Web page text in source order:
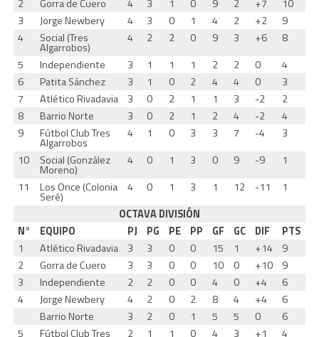
2
Gorra de Cuero 4 3 1 0 9 2 +7
10
3
Jorge Newbery 4 3 0 1 4 2 +2
9
4
Social (Tres
Algarrobos)
4 2 2 0 9 3 +6
8
5
Independiente 3 1 1 1 2 2 0
4
6
Patita Sánchez 3 1 0 2 4 4 0
3
7
Atlético Rivadavia 3 0 2 1 1 3 -2
2
8
Barrio Norte 3 0 2 1 2 4 -2
4
9
Fútbol Club Tres
Algarrobos
4 1 0 3 3 7 -4
3
10
Social (González
Moreno)
4 0 1 3 0 9 -9
1
11
Los Once (Colonia
Seré)
4 0 1 3 1 12 -11
1
OCTAVA DIVISIÓN
N°
EQUIPO PJ PG PE PP GF GC DIF
PTS
1
Atlético Rivadavia 3 3 0 0 15 1 +14
9
2
Gorra de Cuero 3 3 0 0 10 0 +10
9
3
Independiente 2 2 0 0 4 0 +4
6
4
Jorge Newbery 4 2 0 2 8 4 +4
6
Barrio Norte
3 2 0 1 5 5 0
6
5
Fútbol Club Tres 2 1 1 0 4 3 +1
4